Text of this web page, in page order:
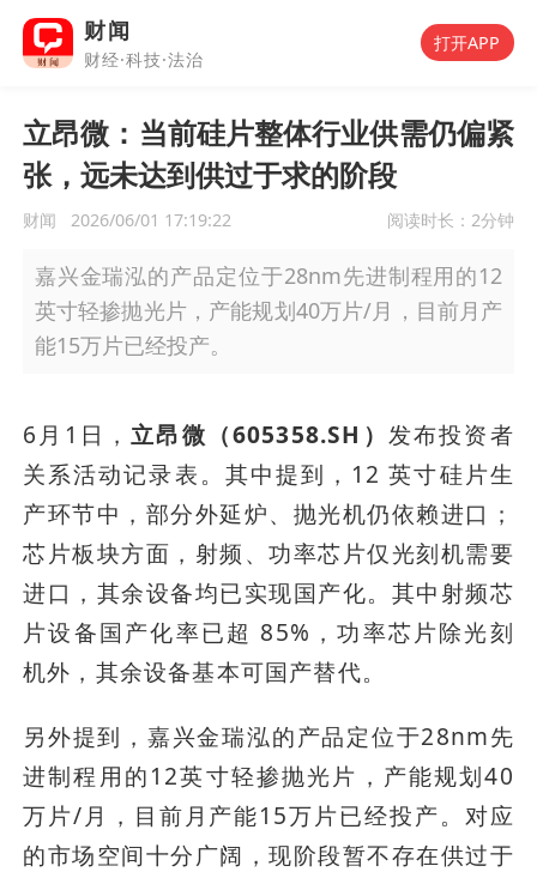
财闻
财经·科技·法治
打开APP
立昂微：当前硅片整体行业供需仍偏紧
张，远未达到供过于求的阶段
财闻 2026/06/01 17:19:22 阅读时长： 2分钟
嘉兴金瑞泓的产品定位于28nm先进制程用的12
英寸轻掺抛光片，产能规划40万片/月，目前月产
能15万片已经投产。
6月1日，立昂微（605358.SH） 发布投资者
关系活动记录表。其中提到，12 英寸硅片生
产环节中，部分外延炉、抛光机仍依赖进口；
芯片板块方面，射频、功率芯片仅光刻机需要
进口，其余设备均已实现国产化。其中射频芯
片设备国产化率已超 85%，功率芯片除光刻
机外，其余设备基本可国产替代。
另外提到，嘉兴金瑞泓的产品定位于28nm先
进制程用的12英寸轻掺抛光片，产能规划40
万片/月，目前月产能15万片已经投产。对应
的市场空间十分广阔，现阶段暂不存在供过于